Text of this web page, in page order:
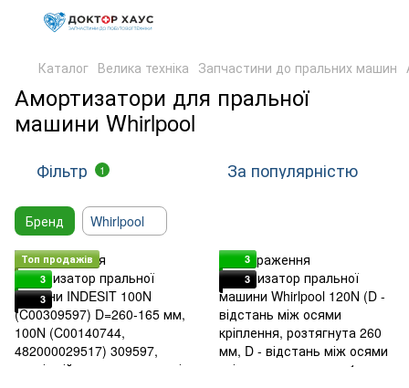
Каталог Велика техніка Запчастини до пральних машин
Амортизатори для пральної
машини Whirlpool
Фільтр 1 За популярністю
Бренд Whirlpool
Топ продажів
3
3
3
3